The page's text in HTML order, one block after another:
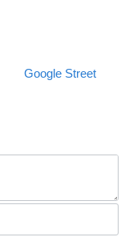
Google Street